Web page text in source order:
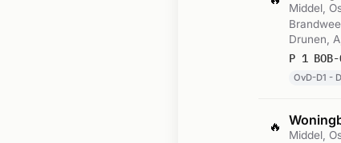
Middel,
Drunen,
Gemeld
P 1 BOB-
OvD-D1 -
🔥
Middel,